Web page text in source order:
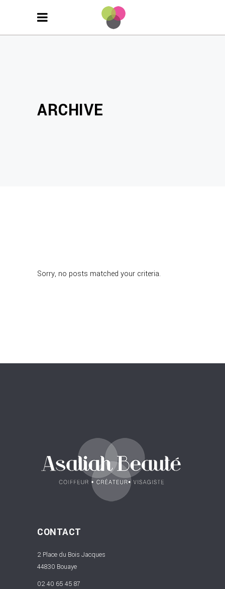
ARCHIVE
Sorry, no posts matched your criteria.
CONTACT
2 Place du Bois Jacques
44830 Bouaye
02 40 65 45 87